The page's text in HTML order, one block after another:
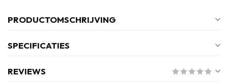
PRODUCTOMSCHRIJVING
SPECIFICATIES
REVIEWS